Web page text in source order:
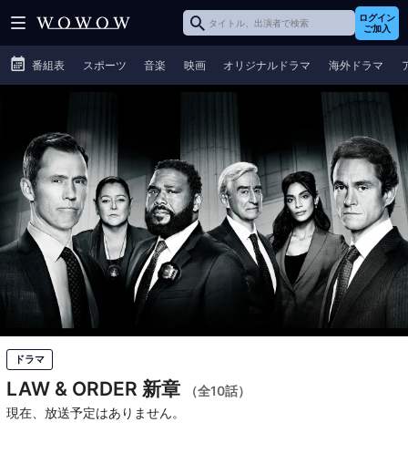
ログイン
ご加入
番組表 スポーツ 音楽 映画 オリジナルドラマ 海外ドラマ
ドラマ
LAW & ORDER 新章
（全10話）
現在、放送予定はありません。